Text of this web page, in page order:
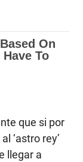
que si por
‘astro rey’
llegar a